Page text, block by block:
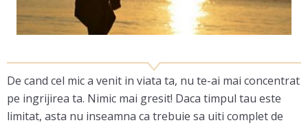
De cand cel mic a venit in viata ta, nu te-ai mai concentrat
pe ingrijirea ta. Nimic mai gresit! Daca timpul tau este
limitat, asta nu inseamna ca trebuie sa uiti complet de